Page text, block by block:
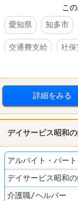
こ
愛知県
知多市
交通費支給 社
車・バイク通勤可
詳細をみる
デイサービス昭和
アルバイト・パート
デイサービス昭和
介護職/ヘルパー